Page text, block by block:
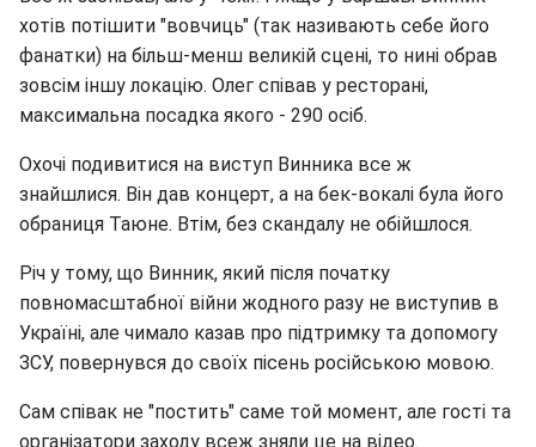
хотів потішити "вовчиць" (так називають себе його
фанатки) на більш-менш великій сцені, то нині обрав
зовсім іншу локацію. Олег співав у ресторані,
максимальна посадка якого - 290 осіб.
Охочі подивитися на виступ Винника все ж
знайшлися. Він дав концерт, а на бек-вокалі була його
обраниця Таюне. Втім, без скандалу не обійшлося.
Річ у тому, що Винник, який після початку
повномасштабної війни жодного разу не виступив в
Україні, але чимало казав про підтримку та допомогу
ЗСУ, повернувся до своїх пісень російською мовою.
Сам співак не "постить" саме той момент, але гості та
організатори заходу всеж зняли це на відео.